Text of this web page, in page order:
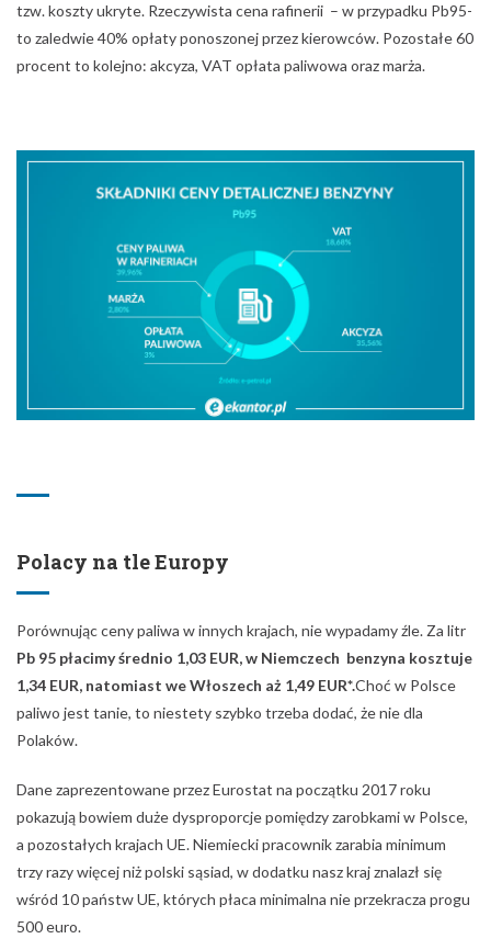
tzw. koszty ukryte. Rzeczywista cena rafinerii – w przypadku Pb95-
to zaledwie 40% opłaty ponoszonej przez kierowców. Pozostałe 60
procent to kolejno: akcyza, VAT opłata paliwowa oraz marża.
Polacy na tle Europy
Porównując ceny paliwa w innych krajach, nie wypadamy źle. Za litr
Pb 95 płacimy średnio 1,03 EUR, w Niemczech benzyna kosztuje
1,34 EUR, natomiast we Włoszech aż 1,49 EUR*.Choć w Polsce
paliwo jest tanie, to niestety szybko trzeba dodać, że nie dla
Polaków.
Dane zaprezentowane przez Eurostat na początku 2017 roku
pokazują bowiem duże dysproporcje pomiędzy zarobkami w Polsce,
a pozostałych krajach UE. Niemiecki pracownik zarabia minimum
trzy razy więcej niż polski sąsiad, w dodatku nasz kraj znalazł się
wśród 10 państw UE, których płaca minimalna nie przekracza progu
500 euro.